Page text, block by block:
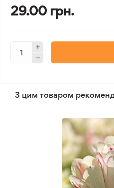
29.00 грн.
З цим товаром